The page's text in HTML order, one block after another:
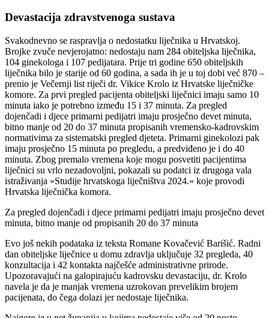
Devastacija zdravstvenoga sustava
Svakodnevno se raspravlja o nedostatku liječnika u Hrvatskoj.
Brojke zvuče nevjerojatno: nedostaju nam 284 obiteljska liječnika,
104 ginekologa i 107 pedijatara. Prije tri godine 650 obiteljskih
liječnika bilo je starije od 60 godina, a sada ih je u toj dobi već 870 –
prenio je Večernji list riječi dr. Vikice Krolo iz Hrvatske liječničke
komore. Za prvi pregled pacijenta obiteljski liječnici imaju samo 10
minuta iako je potrebno između 15 i 37 minuta. Za pregled
dojenčadi i djece primarni pedijatri imaju prosječno devet minuta,
bitno manje od 20 do 37 minuta propisanih vremensko-kadrovskim
normativima za sistematski pregled djeteta. Primarni ginekolozi pak
imaju prosječno 15 minuta po pregledu, a predviđeno je i do 40
minuta. Zbog premalo vremena koje mogu posvetiti pacijentima
liječnici su vrlo nezadovoljni, pokazali su podatci iz drugoga vala
istraživanja »Studije hrvatskoga liječništva 2024.« koje provodi
Hrvatska liječnička komora.
Za pregled dojenčadi i djece primarni pedijatri imaju prosječno devet
minuta, bitno manje od propisanih 20 do 37 minuta
Evo još nekih podataka iz teksta Romane Kovačević Barišić. Radni
dan obiteljske liječnice u domu zdravlja uključuje 32 pregleda, 40
konzultacija i 42 kontakta najčešće administrativne prirode.
Upozoravajući na galopirajuću kadrovsku devastaciju, dr. Krolo
navela je da je manjak vremena uzrokovan prevelikim brojem
pacijenata, do čega dolazi jer nedostaje liječnika.